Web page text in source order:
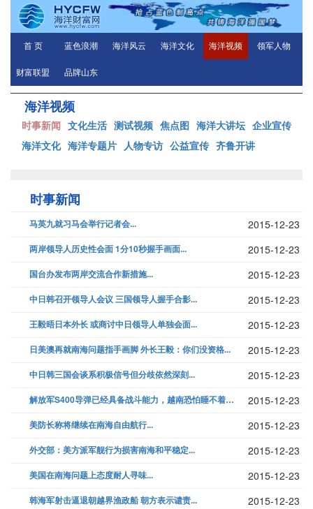
首 页 蓝色浪潮 海洋风云 海洋文化 海洋视频 领军人物
财富联盟 品牌山东
海洋视频
时事新闻 文化生活 测试视频 焦点图 海洋大讲坛 企业宣传
海洋文化 海洋专题片 人物专访 公益宣传 齐鲁开讲
时事新闻
马英九就习马会举行记者会... 2015-12-23
两岸领导人历史性会面 1分10秒握手画面... 2015-12-23
国台办发布两岸交流合作新措施... 2015-12-23
中日韩召开领导人会议 三国领导人握手合影... 2015-12-23
王毅晤日本外长 或商讨中日领导人单独会面... 2015-12-23
日美澳再就南海问题指手画脚 外长王毅：你们没资格... 2015-12-23
中日韩三国会谈系积极信号但分歧依然深刻... 2015-12-23
解放军S400导弹已经具备战斗能力，越南恐怕睡不着了！... 2015-12-23
美防长称将继续在南海自由航行... 2015-12-23
外交部：美方派军舰行为损害南海和平稳定... 2015-12-23
美国在南海问题上态度耐人寻味... 2015-12-23
韩海军射击逼退朝越界渔政船 朝方表示谴责... 2015-12-23